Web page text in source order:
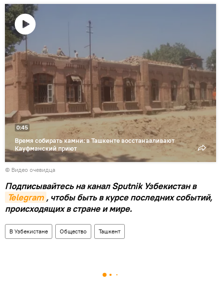
видео
Время собирать камни: в Ташкенте восстанавливают
Кауфманский приют
0:45
© Видео очевидца
Подписывайтесь на канал Sputnik Узбекистан в
Telegram , чтобы быть в курсе последних событий,
происходящих в стране и мире.
В Узбекистане Общество Ташкент